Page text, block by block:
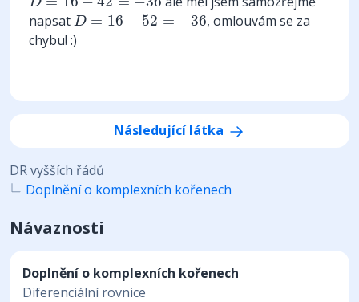
napsat D = 16 − 52 = −36
D= 16−52 =−36
, omlouvám se za
chybu! :)
Následující látka
DR vyšších řádů
Doplnění o komplexních kořenech
Návaznosti
Doplnění o komplexních kořenech
Diferenciální rovnice